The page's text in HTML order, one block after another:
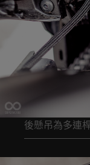
後懸吊為多連